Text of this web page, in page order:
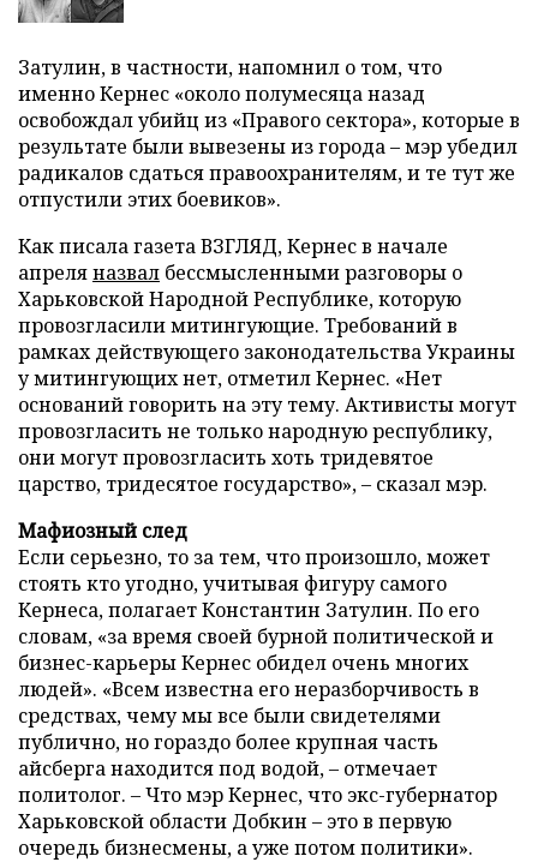
Затулин, в частности, напомнил о том, что
именно Кернес «около полумесяца назад
освобождал убийц из «Правого сектора», которые в
результате были вывезены из города – мэр убедил
радикалов сдаться правоохранителям, и те тут же
отпустили этих боевиков».
Как писала газета ВЗГЛЯД, Кернес в начале
апреляназвал бессмысленными разговоры о
Харьковской Народной Республике, которую
провозгласили митингующие. Требований в
рамках действующего законодательства Украины
у митингующих нет, отметил Кернес. «Нет
оснований говорить на эту тему. Активисты могут
провозгласить не только народную республику,
они могут провозгласить хоть тридевятое
царство, тридесятое государство», – сказал мэр.
Мафиозный след
Если серьезно, то за тем, что произошло, может
стоять кто угодно, учитывая фигуру самого
Кернеса, полагает Константин Затулин. По его
словам, «за время своей бурной политической и
бизнес-карьеры Кернес обидел очень многих
людей». «Всем известна его неразборчивость в
средствах, чему мы все были свидетелями
публично, но гораздо более крупная часть
айсберга находится под водой,– отмечает
политолог. – Что мэр Кернес, что экс-губернатор
Харьковской области Добкин – это в первую
очередь бизнесмены, а уже потом политики».